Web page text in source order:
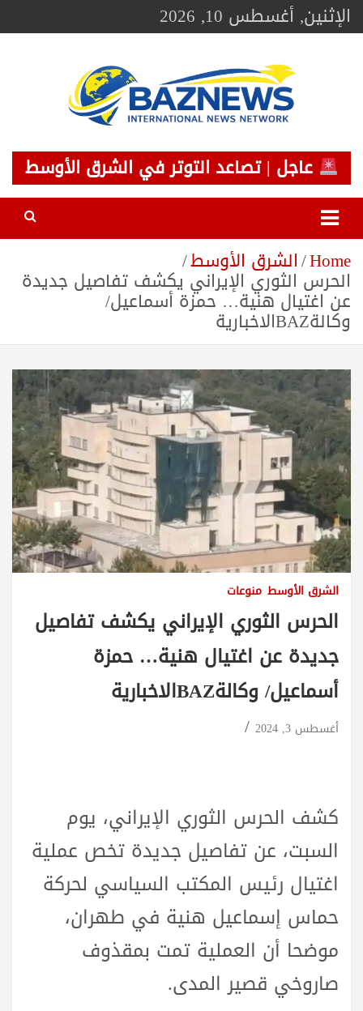
Skip
toالإثنين, أغسطس 10, 2026
BAZNEWS
شبكة باز الإخبارية
عاجل | تصاعد التوتر في الشرق الأوسط
Home الشرق الأوسط
الحرس الثوري الإيراني يكشف تفاصيل جديدة
عن اغتيال هنية… حمزة أسماعيل/
وكالةBAZالاخبارية
الشرق الأوسط منوعات
الحرس الثوري الإيراني يكشف تفاصيل
جديدة عن اغتيال هنية… حمزة
أسماعيل/ وكالةBAZالاخبارية
أغسطس 3, 2024
كشف الحرس الثوري الإيراني، يوم
السبت، عن تفاصيل جديدة تخص عملية
اغتيال رئيس المكتب السياسي لحركة
حماس إسماعيل هنية في طهران،
موضحا أن العملية تمت بمقذوف
صاروخي قصير المدى.